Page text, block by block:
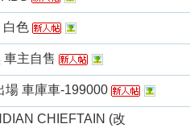
白色
主自售
場 車庫車-199000
CHIEFTAIN (改